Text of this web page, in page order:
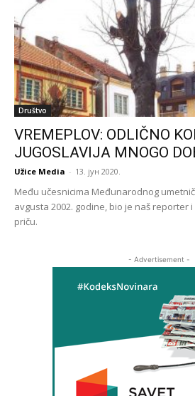
Društvo
VREMEPLOV: ODLIČNO
JUGOSLAVIJA MNOGO
Užice Media - 13. јун 2020.
Među učesnicima Međunarodnog
avgusta 2002. godine, bio je naš reporter
priču.
- Advertisement -